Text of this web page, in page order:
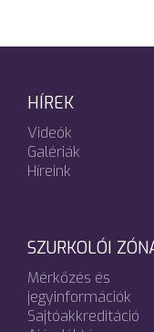
HÍREK
Videók
Galériák
Híreink
SZURKOLÓI
Mérkőzés és
jegyinformációk
Sajtóakkreditáció